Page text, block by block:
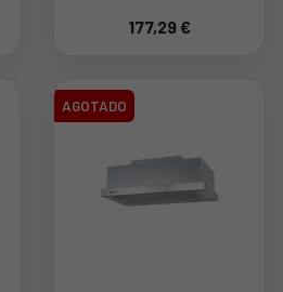
DG8626F0
177,29 €
AGOTADO